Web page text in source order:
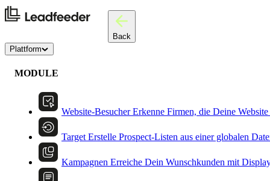
Back
Plattform
MODULE
Website-BesucherErkenne Firmen, die Deine Website
Target Erstelle Prospect-Listen aus einer globalen
Kampagnen Erreiche Dein Wunschkunden mit